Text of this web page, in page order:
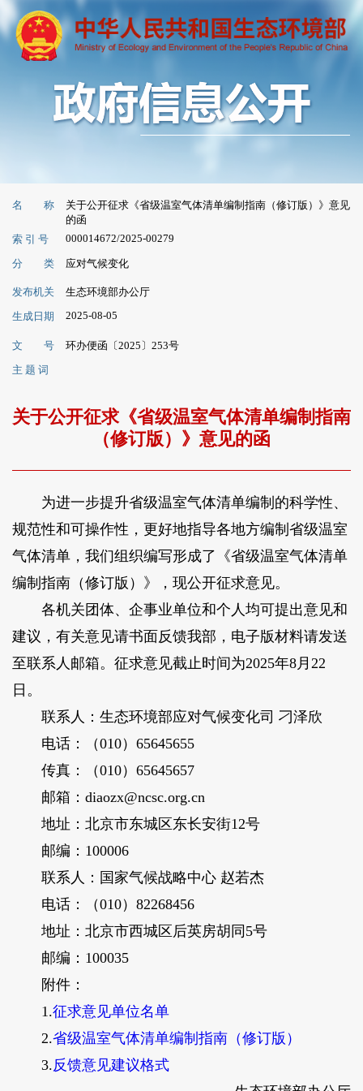
名 称
关于公开征求《省级温室气体清单编制指南（修订版）》意见
的函
索 引 号
000014672/2025-00279
分 类 应对气候变化
发布机关
生态环境部办公厅
生成日期
2025-08-05
文 号
环办便函〔2025〕253号
主 题 词
关于公开征求《省级温室气体清单编制指南
（修订版）》意见的函
为进一步提升省级温室气体清单编制的科学性、
规范性和可操作性，更好地指导各地方编制省级温室
气体清单，我们组织编写形成了《省级温室气体清单
编制指南（修订版）》，现公开征求意见。
各机关团体、企事业单位和个人均可提出意见和
建议，有关意见请书面反馈我部，电子版材料请发送
至联系人邮箱。征求意见截止时间为2025年8月22
日。
联系人：生态环境部应对气候变化司 刁泽欣
电话：（010）65645655
传真：（010）65645657
邮箱：diaozx@ncsc.org.cn
地址：北京市东城区东长安街12号
邮编：100006
联系人：国家气候战略中心 赵若杰
电话：（010）82268456
地址：北京市西城区后英房胡同5号
邮编：100035
附件：
1.征求意见单位名单
2.省级温室气体清单编制指南（修订版）
3.反馈意见建议格式